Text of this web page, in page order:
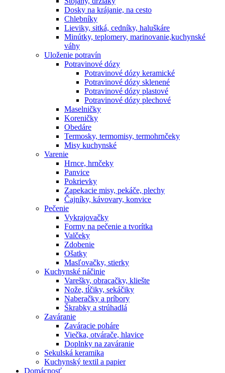
Dosky na krájanie, na cesto
Chlebníky
Lieviky, sitká, cedníky, haluškáre
Minútky, teplomery, marinovanie,kuchynské
váhy
Uloženie potravín
Potravinové dózy
Potravinové dózy keramické
Potravinové dózy sklenené
Potravinové dózy plastové
Potravinové dózy plechové
Maselničky
Koreničky
Obedáre
Termosky, termomisy, termohrnčeky
Misy kuchynské
Varenie
Hrnce, hrnčeky
Panvice
Pokrievky
Zapekacie misy, pekáče, plechy
Čajníky, kávovary, konvice
Pečenie
Vykrajovačky
Formy na pečenie a tvorítka
Valčeky
Zdobenie
Ošatky
Masľovačky, stierky
Kuchynské náčinie
Varešky, obracačky, kliešte
Nože, tĺčiky, sekáčiky
Naberačky a príbory
Škrabky a strúhadlá
Zaváranie
Zaváracie poháre
Viečka, otvárače, hlavice
Doplnky na zaváranie
Sekulská keramika
Kuchynský textil a papier
Domácnosť